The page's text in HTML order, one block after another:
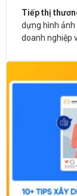
Tiếp thị
dựng hình ảnh
doanh nghiệp
phục phù hợp.